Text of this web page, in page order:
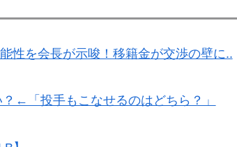
ｗｗｗｗｗｗｗｗｗｗｗｗｗ
性を会長が示唆！移籍金が交渉の壁に..
←「投手もこなせるのはどちら？」